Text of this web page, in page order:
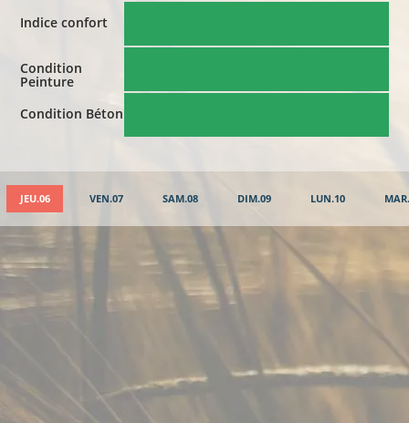
Indice confort
Condition
Peinture
Condition Béton
JEU.06 VEN.07 SAM.08 DIM.09 LUN.10